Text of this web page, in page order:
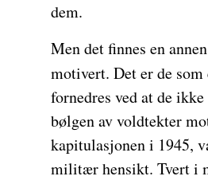
dem.
Men det finnes en
motivert. Det er de som
fornedres ved at de
bølgen av voldtekter
kapitulasjonen i 1945,
militær hensikt. Tvert i